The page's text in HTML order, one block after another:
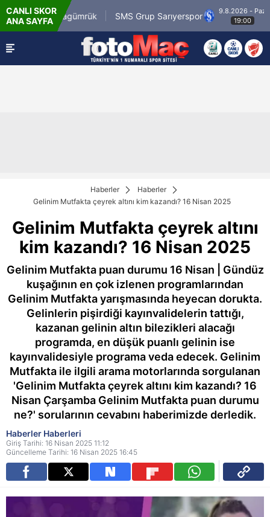
CANLI SKOR
ANA SAYFA
Karagümrük SMS Grup Sarıyerspor
9.8.2026 - Paz
19:00
Haberler
Haberler
Gelinim Mutfakta çeyrek altını kim kazandı? 16 Nisan 2025
Gelinim Mutfakta çeyrek altını
kim kazandı? 16 Nisan 2025
Gelinim Mutfakta puan durumu 16 Nisan | Gündüz
kuşağının en çok izlenen programlarından
Gelinim Mutfakta yarışmasında heyecan dorukta.
Gelinlerin pişirdiği kayınvalidelerin tattığı,
kazanan gelinin altın bilezikleri alacağı
programda, en düşük puanlı gelinin ise
kayınvalidesiyle programa veda edecek. Gelinim
Mutfakta ile ilgili arama motorlarında sorgulanan
'Gelinim Mutfakta çeyrek altını kim kazandı? 16
Nisan Çarşamba Gelinim Mutfakta puan durumu
ne?' sorularının cevabını haberimizde derledik.
Haberler Haberleri
Giriş Tarihi: 16 Nisan 2025 11:12
Güncelleme Tarihi: 16 Nisan 2025 16:45